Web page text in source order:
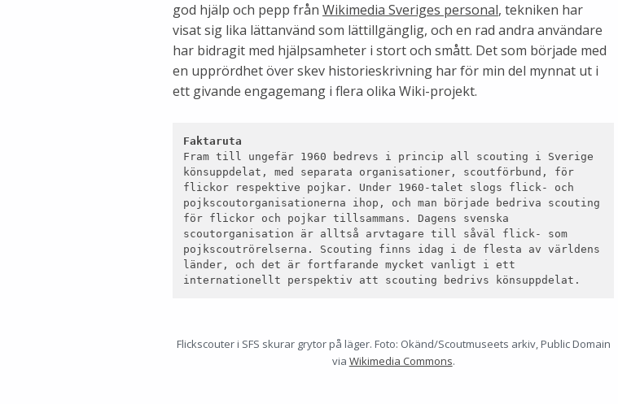
god hjälp och pepp från Wikimedia Sveriges personal, tekniken har
visat sig lika lättanvänd som lättillgänglig, och en rad andra användare
har bidragit med hjälpsamheter i stort och smått. Det som började med
en upprördhet över skev historieskrivning har för min del mynnat ut i
ett givande engagemang i flera olika Wiki-projekt.
Faktaruta
Fram till ungefär 1960 bedrevs i princip all scouting i Sverige
könsuppdelat, med separata organisationer, scoutförbund, för
flickor respektive pojkar. Under 1960-talet slogs flick- och
pojkscoutorganisationerna ihop, och man började bedriva scouting
för flickor och pojkar tillsammans. Dagens svenska
scoutorganisation är alltså arvtagare till såväl flick- som
pojkscoutrörelserna. Scouting finns idag i de flesta av världens
länder, och det är fortfarande mycket vanligt i ett
internationellt perspektiv att scouting bedrivs könsuppdelat.
Flickscouter i SFS skurar grytor på läger. Foto: Okänd/Scoutmuseets arkiv, Public Domain
via Wikimedia Commons.